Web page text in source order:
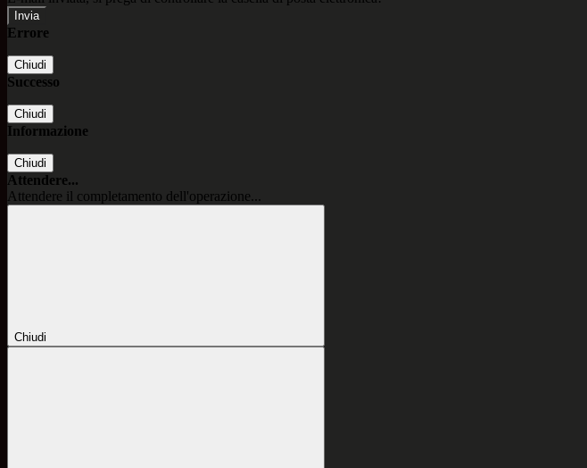
Errore
Chiudi
Successo
Chiudi
Informazione
Chiudi
Attendere...
Attendere il completamento dell'operazione...
Chiudi